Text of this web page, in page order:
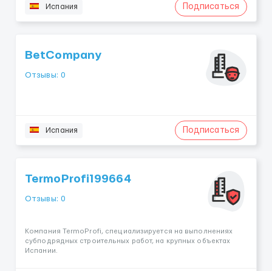
Испания Подписаться
BetCompany
Отзывы: 0
Испания Подписаться
TermoProfi199664
Отзывы: 0
Компания TermoProfi, специализируется на выполнениях
субподрядных строительных работ, на крупных объектах
Испании.